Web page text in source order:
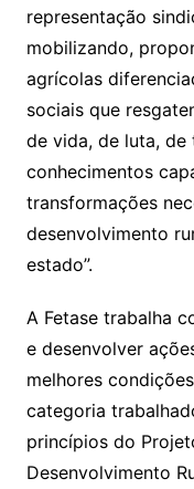
representação
mobilizando,
agrícolas
sociais que
de vida, de luta,
conhecimentos
transformações
desenvolvimento
estado”.
A Fetase trabalha
e desenvolver
melhores
categoria
princípios do
Desenvolvimento